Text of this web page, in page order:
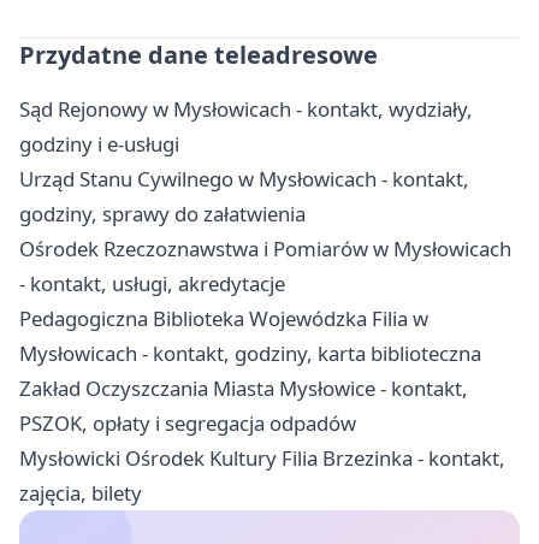
Przydatne dane teleadresowe
Sąd Rejonowy w Mysłowicach - kontakt, wydziały,
godziny i e-usługi
Urząd Stanu Cywilnego w Mysłowicach - kontakt,
godziny, sprawy do załatwienia
Ośrodek Rzeczoznawstwa i Pomiarów w Mysłowicach
- kontakt, usługi, akredytacje
Pedagogiczna Biblioteka Wojewódzka Filia w
Mysłowicach - kontakt, godziny, karta biblioteczna
Zakład Oczyszczania Miasta Mysłowice - kontakt,
PSZOK, opłaty i segregacja odpadów
Mysłowicki Ośrodek Kultury Filia Brzezinka - kontakt,
zajęcia, bilety